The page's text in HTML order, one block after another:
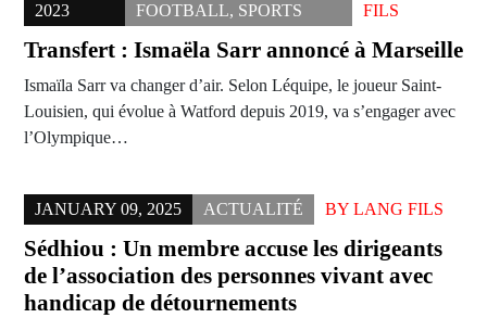
2023
FOOTBALL, SPORTS
FILS
Transfert : Ismaëla Sarr annoncé à Marseille
Ismaïla Sarr va changer d’air. Selon Léquipe, le joueur Saint-
Louisien, qui évolue à Watford depuis 2019, va s’engager avec
l’Olympique…
JANUARY 09, 2025 ACTUALITÉ BY LANG FILS
Sédhiou : Un membre accuse les dirigeants
de l’association des personnes vivant avec
handicap de détournements